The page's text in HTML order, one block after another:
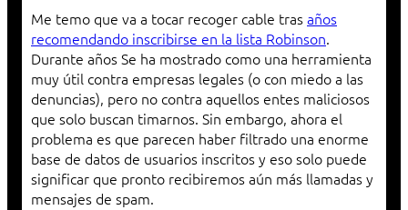
Me temo que va a tocar recoger cable trasaños
recomendando inscribirse en la lista Robinson.
Durante años Se ha mostrado como una herramienta
muy útil contra empresas legales (o con miedo a las
denuncias), pero no contra aquellos entes maliciosos
que solo buscan timarnos. Sin embargo, ahora el
problema es que parecen haber filtrado una enorme
base de datos de usuarios inscritos y eso solo puede
significar que pronto recibiremos aún más llamadas y
mensajes de spam.